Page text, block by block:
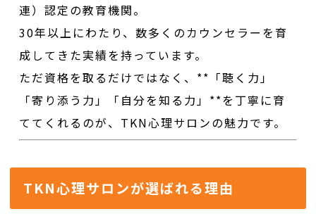
連）認定の教育機関。
30年以上にわたり、数多くのカウンセラーを育
成してきた実績を持っています。
ただ資格を取るだけではなく、**「聴く力」
「寄り添う力」「自分を知る力」**を丁寧に育
ててくれるのが、TKN心理サロンの魅力です。
TKN心理サロンが選ばれる理由